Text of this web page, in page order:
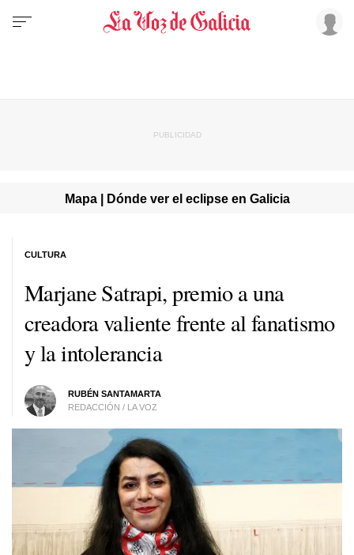
Mapa | Dónde ver el eclipse en Galicia
Marjane Satrapi, premio a una
creadora valiente frente al fanatismo
y la intolerancia
RUBÉN SANTAMARTA
REDACCIÓN / LA VOZ
CULTURA